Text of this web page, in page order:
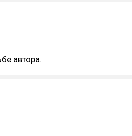
автора.